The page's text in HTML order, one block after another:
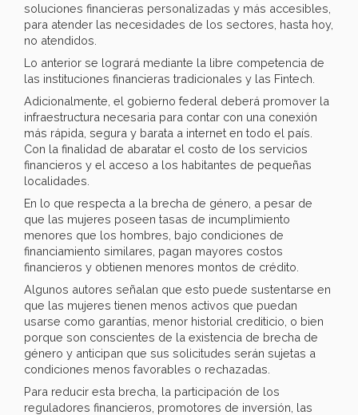
soluciones financieras personalizadas y más accesibles,
para atender las necesidades de los sectores, hasta hoy,
no atendidos.
Lo anterior se logrará mediante la libre competencia de
las instituciones financieras tradicionales y las Fintech.
Adicionalmente, el gobierno federal deberá promover la
infraestructura necesaria para contar con una conexión
más rápida, segura y barata a internet en todo el país.
Con la finalidad de abaratar el costo de los servicios
financieros y el acceso a los habitantes de pequeñas
localidades.
En lo que respecta a la brecha de género, a pesar de
que las mujeres poseen tasas de incumplimiento
menores que los hombres, bajo condiciones de
financiamiento similares, pagan mayores costos
financieros y obtienen menores montos de crédito.
Algunos autores señalan que esto puede sustentarse en
que las mujeres tienen menos activos que puedan
usarse como garantías, menor historial crediticio, o bien
porque son conscientes de la existencia de brecha de
género y anticipan que sus solicitudes serán sujetas a
condiciones menos favorables o rechazadas.
Para reducir esta brecha, la participación de los
reguladores financieros, promotores de inversión, las